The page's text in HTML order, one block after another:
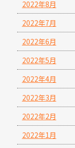
2022年8月
2022年7月
2022年6月
2022年5月
2022年4月
2022年3月
2022年2月
2022年1月